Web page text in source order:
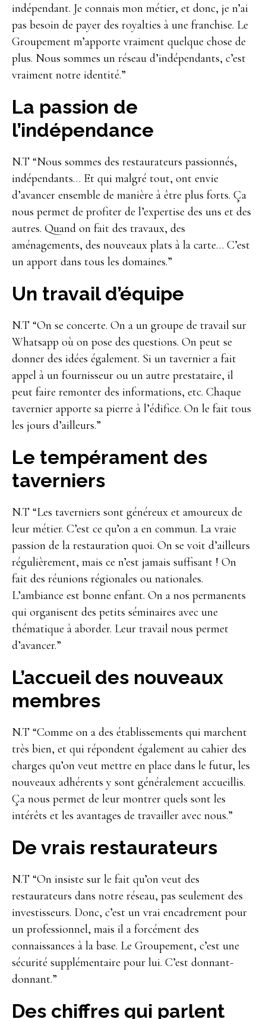
indépendant. Je connais mon métier, et donc, je n’ai
pas besoin de payer des royalties à une franchise. Le
Groupement m’apporte vraiment quelque chose de
plus. Nous sommes un réseau d’indépendants, c’est
vraiment notre identité.”
La passion de
l’indépendance
N.T “Nous sommes des restaurateurs passionnés,
indépendants… Et qui malgré tout, ont envie
d’avancer ensemble de manière à être plus forts. Ça
nous permet de profiter de l’expertise des uns et des
autres. Quand on fait des travaux, des
aménagements, des nouveaux plats à la carte… C’est
un apport dans tous les domaines.”
Un travail d’équipe
N.T “On se concerte. On a un groupe de travail sur
Whatsapp où on pose des questions. On peut se
donner des idées également. Si un tavernier a fait
appel à un fournisseur ou un autre prestataire, il
peut faire remonter des informations, etc. Chaque
tavernier apporte sa pierre à l’édifice. On le fait tous
les jours d’ailleurs.”
Le tempérament des
taverniers
N.T “Les taverniers sont généreux et amoureux de
leur métier. C’est ce qu’on a en commun. La vraie
passion de la restauration quoi. On se voit d’ailleurs
régulièrement, mais ce n’est jamais suffisant ! On
fait des réunions régionales ou nationales.
L’ambiance est bonne enfant. On a nos permanents
qui organisent des petits séminaires avec une
thématique à aborder. Leur travail nous permet
d’avancer.”
L’accueil des nouveaux
membres
N.T “Comme on a des établissements qui marchent
très bien, et qui répondent également au cahier des
charges qu’on veut mettre en place dans le futur, les
nouveaux adhérents y sont généralement accueillis.
Ça nous permet de leur montrer quels sont les
intérêts et les avantages de travailler avec nous.”
De vrais restaurateurs
N.T “On insiste sur le fait qu’on veut des
restaurateurs dans notre réseau, pas seulement des
investisseurs. Donc, c’est un vrai encadrement pour
un professionnel, mais il a forcément des
connaissances à la base. Le Groupement, c’est une
sécurité supplémentaire pour lui. C’est donnant-
donnant.”
Des chiffres qui parlent